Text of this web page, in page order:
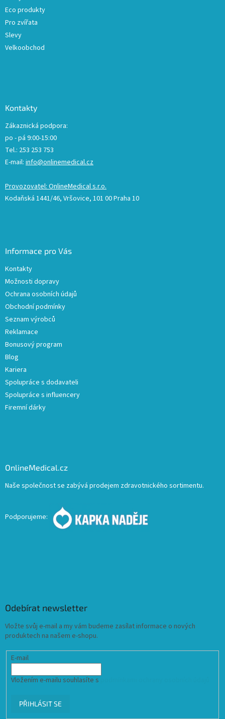
Eco produkty
Pro zvířata
Slevy
Velkoobchod
Kontakty
Zákaznická podpora:
po - pá 9:00-15:00
Tel.: 253 253 753
E-mail: info@onlinemedical.cz
Provozovatel: OnlineMedical s.r.o.
Kodaňská 1441/46, Vršovice, 101 00 Praha 10
Informace pro Vás
Kontakty
Možnosti dopravy
Ochrana osobních údajů
Obchodní podmínky
Seznam výrobců
Reklamace
Bonusový program
Blog
Kariera
Spolupráce s dodavateli
Spolupráce s influencery
Firemní dárky
OnlineMedical.cz
Naše společnost se zabývá prodejem zdravotnického sortimentu.
Podporujeme:
Odebírat newsletter
Vložte svůj e-mail a my vám budeme zasílat informace o nových
produktech na našem e-shopu.
E-mail
Vložením e-mailu souhlasíte s
PŘIHLÁSIT SE